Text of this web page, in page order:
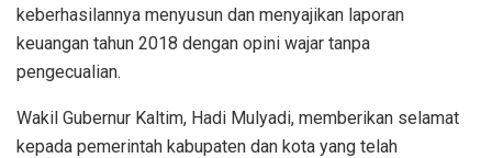
keberhasilannya menyusun dan menyajikan laporan
keuangan tahun 2018 dengan opini wajar tanpa
pengecualian.
Wakil Gubernur Kaltim, Hadi Mulyadi, memberikan selamat
kepada pemerintah kabupaten dan kota yang telah